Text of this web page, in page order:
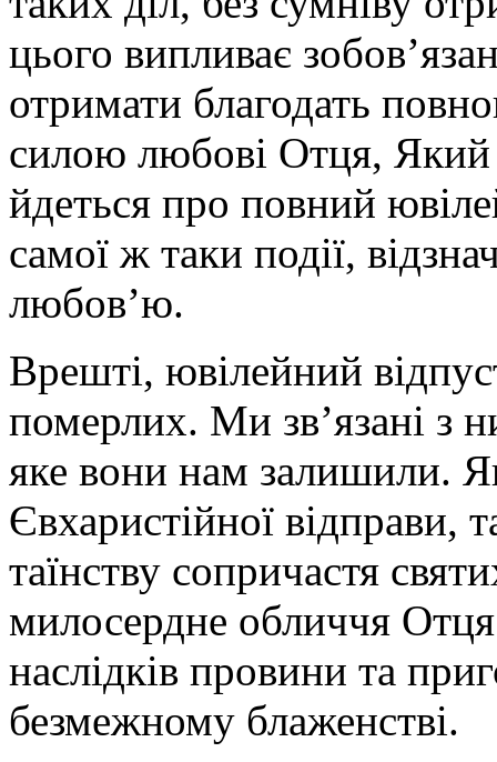
цього випливає
отримати благодать
силою любові Отця,
йдеться про повний
самої ж таки події,
любов’ю.
Врешті, ювілейний
померлих. Ми зв’язані з
яке вони нам залишили.
Євхаристійної відправи,
таїнству сопричастя
милосердне обличчя Отця
наслідків провини та
безмежному блаженстві.